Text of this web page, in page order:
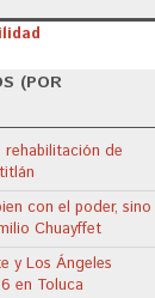
(POR
de
con el poder, sino
Chuayffet
y Los Ángeles
en Toluca